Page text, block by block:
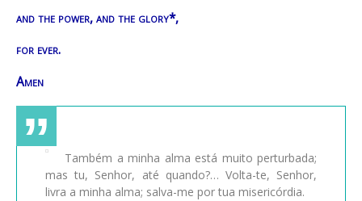
and the power, and the glory*,
for ever.
Amen
Também a minha alma está muito perturbada;
mas tu, Senhor, até quando?… Volta-te, Senhor,
livra a minha alma; salva-me por tua misericórdia.